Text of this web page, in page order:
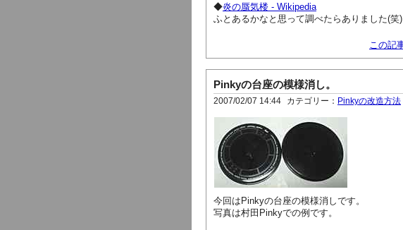
◆炎の蜃気楼 - Wikipedia
ふとあるかなと思って調べたらありました(笑)
この記
Pinkyの台座の模様消し。
2007/02/07 14:44 カテゴリー： Pinkyの改造方法
今回はPinkyの台座の模様消しです。
写真は村田Pinkyでの例です。